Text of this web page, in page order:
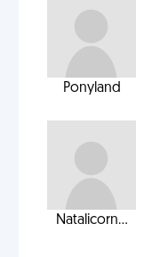
Ponyland
Natalicorn...